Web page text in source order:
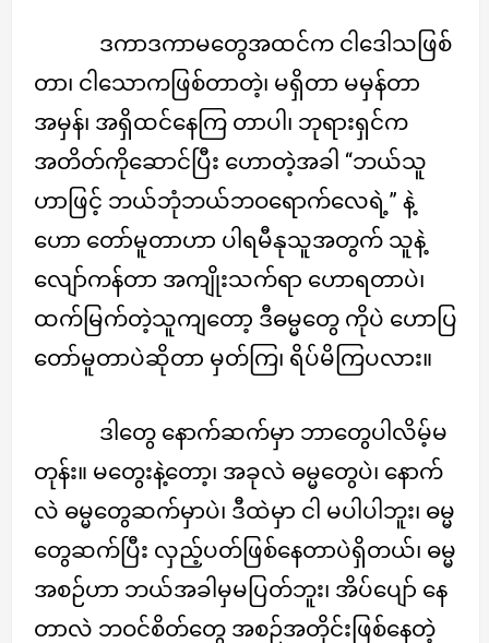
ဒကာဒကာမတွေအထင်က ငါဒေါသဖြစ်
တာ၊ ငါသောကဖြစ်တာတဲ့၊ မရှိတာ မမှန်တာ
အမှန်၊ အရှိထင်နေကြ တာပါ၊ ဘုရားရှင်က
အတိတ်ကိုဆောင်ပြီး ဟောတဲ့အခါ “ဘယ်သူ
ဟာဖြင့် ဘယ်ဘုံဘယ်ဘဝရောက်လေရဲ့” နဲ့
ဟော တော်မူတာဟာ ပါရမီနုသူအတွက် သူနဲ့
လျော်ကန်တာ အကျိုးသက်ရာ ဟောရတာပဲ၊
ထက်မြက်တဲ့သူကျတော့ ဒီဓမ္မတွေ ကိုပဲ ဟောပြ
တော်မူတာပဲဆိုတာ မှတ်ကြ၊ ရိပ်မိကြပလား။
ဒါတွေ နောက်ဆက်မှာ ဘာတွေပါလိမ့်မ
တုန်း။ မတွေးနဲ့တော့၊ အခုလဲ ဓမ္မတွေပဲ၊ နောက်
လဲ ဓမ္မတွေဆက်မှာပဲ၊ ဒီထဲမှာ ငါ မပါပါဘူး၊ ဓမ္မ
တွေဆက်ပြီး လှည့်ပတ်ဖြစ်နေတာပဲရှိတယ်၊ ဓမ္မ
အစဉ်ဟာ ဘယ်အခါမှမပြတ်ဘူး၊ အိပ်ပျော် နေ
တာလဲ ဘဝင်စိတ်တွေ အစဉ်အတိုင်းဖြစ်နေတဲ့